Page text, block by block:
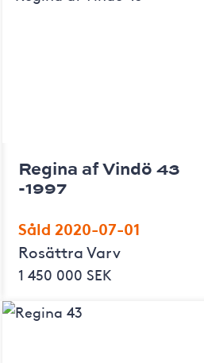
Regina af Vindö 43
-1997
Såld 2020-07-01
Rosättra Varv
1 450 000 SEK